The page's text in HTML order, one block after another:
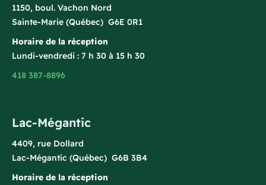
1150, boul. Vachon Nord
Sainte-Marie (Québec) G6E 0R1
Horaire de la réception
Lundi-vendredi : 7 h 30 à 15 h 30
418 387-8896
Lac-Mégantic
4409, rue Dollard
Lac-Mégantic (Québec) G6B 3B4
Horaire de la réception